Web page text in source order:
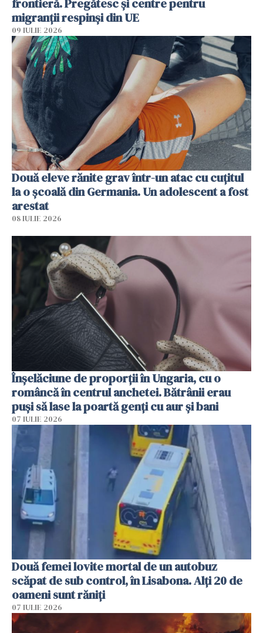
migranții respinși din UE
09 IULIE 2026
Două eleve rănite grav într-un atac cu cuțitul
la o școală din Germania. Un adolescent a fost
arestat
08 IULIE 2026
Înșelăciune de proporții în Ungaria, cu o
româncă în centrul anchetei. Bătrânii erau
puși să lase la poartă genți cu aur și bani
07 IULIE 2026
Două femei lovite mortal de un autobuz
scăpat de sub control, în Lisabona. Alți 20 de
oameni sunt răniți
07 IULIE 2026